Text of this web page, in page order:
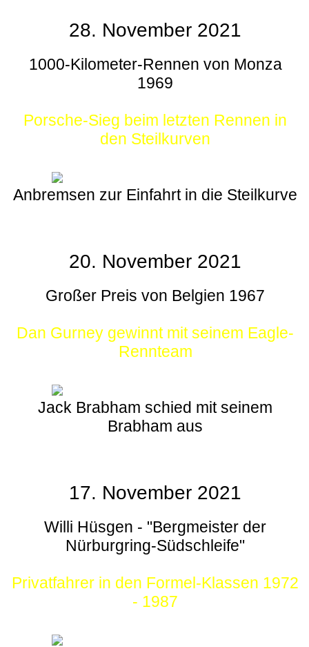
28. November 2021
1000-Kilometer-Rennen von Monza
1969
Porsche-Sieg beim letzten Rennen in
den Steilkurven
Anbremsen zur Einfahrt in die Steilkurve
20. November 2021
Großer Preis von Belgien 1967
Dan Gurney gewinnt mit seinem Eagle-
Rennteam
Jack Brabham schied mit seinem
Brabham aus
17. November 2021
Willi Hüsgen - "Bergmeister der
Nürburgring-Südschleife"
Privatfahrer in den Formel-Klassen 1972
- 1987